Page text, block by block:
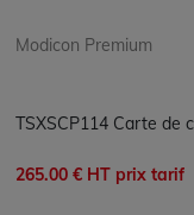
Modicon Premium
265.00 € HT prix tarif